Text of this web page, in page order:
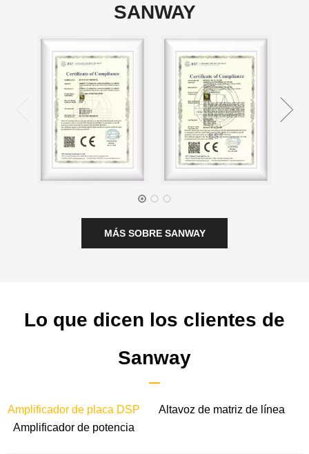
SANWAY
MÁS SOBRE SANWAY
Lo que dicen los clientes de
Sanway
Amplificador de placa DSP
Altavoz de matriz de línea
Amplificador de potencia